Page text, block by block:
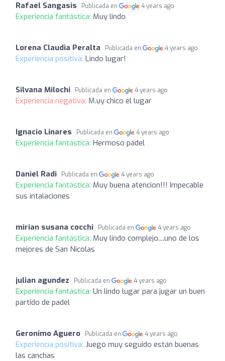
Rafael Sangasis Publicada en 4 years ago
Experiencia fantástica: Muy lindo
Lorena Claudia Peralta Publicada en 4 years ago
Experiencia positiva: Lindo lugar!
Silvana Milochi Publicada en 4 years ago
Experiencia negativa: M.uy chico el lugar
Ignacio Linares Publicada en 4 years ago
Experiencia fantástica: Hermoso pádel
Daniel Radi Publicada en 4 years ago
Experiencia fantástica: Muy buena atencion!!! Impecable
sus intalaciones
mirian susana cocchi Publicada en 4 years ago
Experiencia fantástica: Muy lindo complejo....uno de los
mejores de San Nicolas
julian agundez Publicada en 4 years ago
Experiencia fantástica: Un lindo lugar para jugar un buen
partido de padel
Geronimo Aguero Publicada en 4 years ago
Experiencia positiva: Juego muy seguido están buenas
las canchas